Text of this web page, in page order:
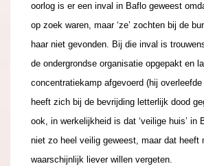
oorlog is er een inval in Baflo geweest
op zoek waren, maar ‘ze’ zochten bij de
haar niet gevonden. Bij die inval is
de ondergrondse organisatie opgepakt en
concentratiekamp afgevoerd (hij
heeft zich bij de bevrijding letterlijk dood
ook, in werkelijkheid is dat ‘veilige huis’ in
niet zo heel veilig geweest, maar dat heeft
waarschijnlijk liever willen vergeten.